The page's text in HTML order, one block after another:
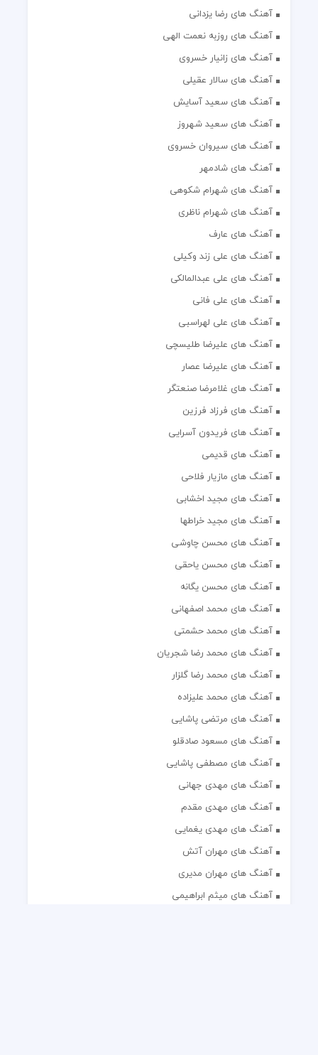
آهنگ های رضا یزدانی
آهنگ های روزبه نعمت الهی
آهنگ های زانیار خسروی
آهنگ های سالار عقیلی
آهنگ های سعید آسایش
آهنگ های سعید شهروز
آهنگ های سیروان خسروی
آهنگ های شادمهر
آهنگ های شهرام شکوهی
آهنگ های شهرام ناظری
آهنگ های عارف
آهنگ های علی زند وکیلی
آهنگ های علی عبدالمالکی
آهنگ های علی فانی
آهنگ های علی لهراسبی
آهنگ های علیرضا طلیسچی
آهنگ های علیرضا عصار
آهنگ های غلامرضا صنعتگر
آهنگ های فرزاد فرزین
آهنگ های فریدون آسرایی
آهنگ های قدیمی
آهنگ های مازیار فلاحی
آهنگ های مجید اخشابی
آهنگ های مجید خراطها
آهنگ های محسن چاوشی
آهنگ های محسن یاحقی
آهنگ های محسن یگانه
آهنگ های محمد اصفهانی
آهنگ های محمد حشمتی
آهنگ های محمد رضا شجریان
آهنگ های محمد رضا گلزار
آهنگ های محمد علیزاده
آهنگ های مرتضی پاشایی
آهنگ های مسعود صادقلو
آهنگ های مصطفی پاشایی
آهنگ های مهدی جهانی
آهنگ های مهدی مقدم
آهنگ های مهدی یغمایی
آهنگ های مهران آتش
آهنگ های مهران مدیری
آهنگ های میثم ابراهیمی